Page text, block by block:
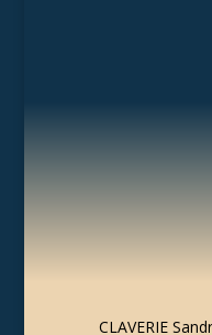
CLAVERIE